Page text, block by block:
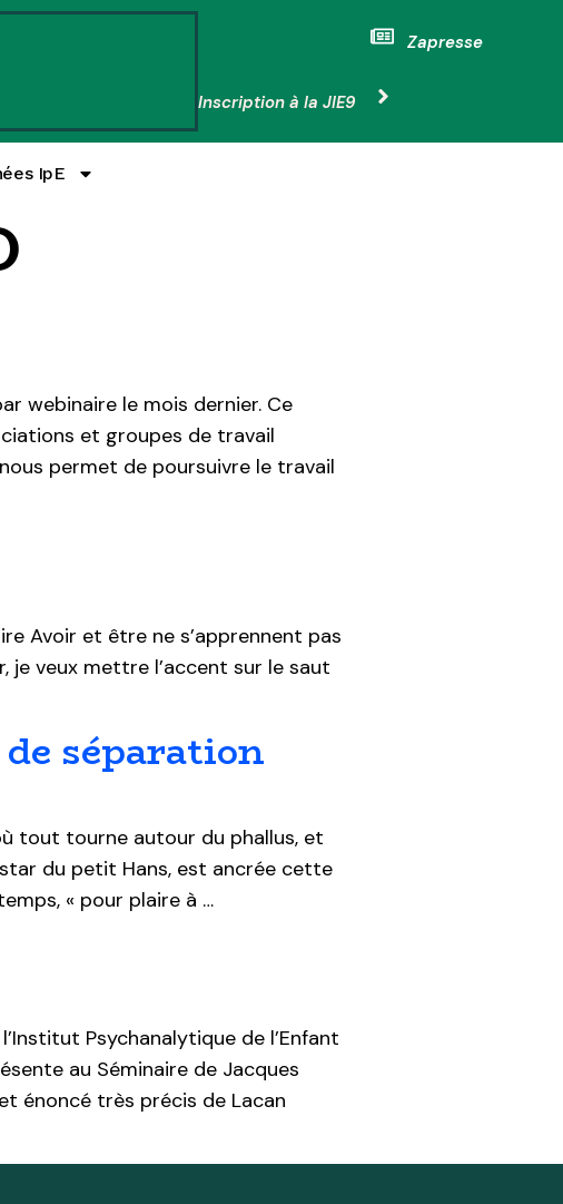
Zapresse
Inscription à la JIE9
IpE
webinaire le mois dernier. Ce
et groupes de travail
permet de poursuivre le travail
Avoir et être ne s’apprennent pas
je veux mettre l’accent sur le saut
séparation
tout tourne autour du phallus, et
du petit Hans, est ancrée cette
« pour plaire à …
Psychanalytique de l’Enfant
au Séminaire de Jacques
énoncé très précis de Lacan